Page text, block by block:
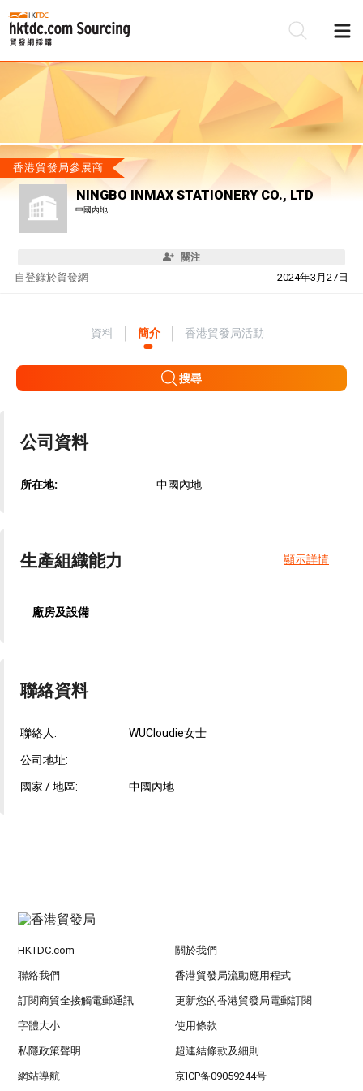
香港貿發局參展商
NINGBO INMAX STATIONERY CO., LTD
中國內地
關注
自 2024年3月27日
登錄於貿發網
資料 簡介 香港貿發局活動
搜尋
公司資料
所在地: 中國內地
生產組織能力 顯示詳情
廠房及設備
聯絡資料
聯絡人: WUCloudie女士
公司地址:
國家 / 地區: 中國內地
HKTDC.com 關於我們
聯絡我們 香港貿發局流動應用程式
訂閱商貿全接觸電郵通訊 更新您的香港貿發局電郵訂閱
字體大小 使用條款
私隱政策聲明 超連結條款及細則
網站導航 京ICP备09059244号